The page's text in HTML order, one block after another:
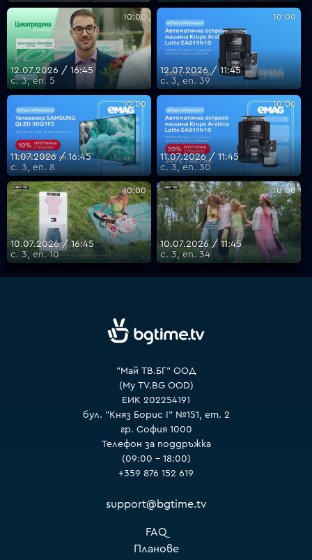
10:00
12.07.2026 / 16:45
с. 3, еп. 5
10:00
12.07.2026 / 11:45
с. 3, еп. 39
10:00
11.07.2026 / 16:45
с. 3, еп. 8
10:00
11.07.2026 / 11:45
с. 3, еп. 30
10:00
10.07.2026 / 16:45
с. 3, еп. 10
10:00
10.07.2026 / 11:45
с. 3, еп. 34
"Май ТВ.БГ" ООД
(My TV.BG OOD)
ЕИК 202254191
бул. "Княз Борис I" №151, ет. 2
гр. София 1000
Телефон за поддръжка
(09:00 – 18:00)
+359 876 152 619
support@bgtime.tv
FAQ
Планове